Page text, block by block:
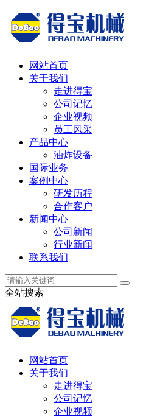
网站首页
关于我们
走进得宝
公司记忆
企业视频
员工风采
产品中心
油炸设备
国际业务
案例中心
研发历程
合作客户
新闻中心
公司新闻
行业新闻
联系我们
全站搜索
网站首页
关于我们
走进得宝
公司记忆
企业视频